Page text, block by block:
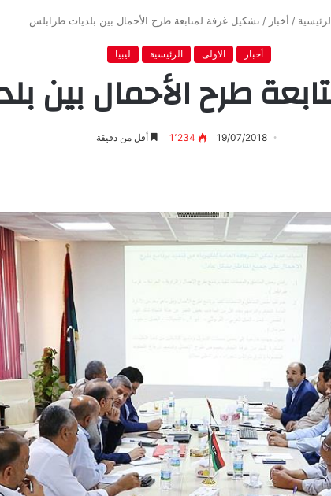
/ أخبار / تشكيل غرفة لمتابعة طرح الأحمال بين بلديات طرابلس
أخبار الاولى الرئيسية ليبيا
طرح الأحمال بين
19/07/2018 1٬234 أقل من دقيقة